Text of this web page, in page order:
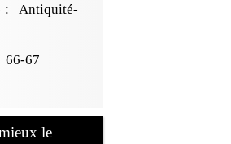
:
Antiquité-
66-67
le